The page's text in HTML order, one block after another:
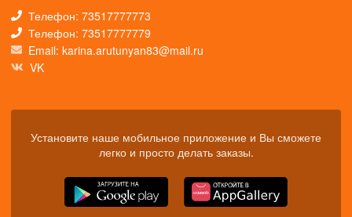
Телефон: 73517777773
Телефон: 73517777779
Email: karina.arutunyan83@mail.ru
VK
Установите наше мобильное приложение и Вы сможете
легко и просто делать заказы.